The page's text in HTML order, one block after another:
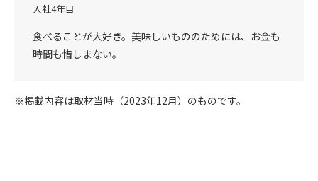
入社4年目
食べることが大好き。美味しいもののためには、お金も
時間も惜しまない。
※掲載内容は取材当時（2023年12月）のものです。